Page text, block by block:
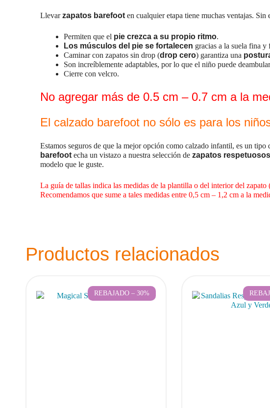
Llevarzapatos barefoot en cualquier etapa tiene muchas ventajas.
Permiten que el pie crezca a su propio ritmo.
Los músculos del pie se fortalecen gracias a la suela fina y
Caminar con zapatos sin drop (drop cero) garantiza una
Son increíblemente adaptables, por lo que el niño puede
Cierre con velcro.
No agregar más de 0.5 cm – 0.7 cm a la
El calzado barefoot no sólo es para los
Estamos seguros de que la mejor opción como calzado infantil, es un
barefoot echa un vistazo a nuestra selección de zapatos
modelo que le guste.
La guía de tallas indica las medidas de la plantilla o del interior del
Recomendamos que sume a tales medidas entre 0,5 cm – 1,2 cm a la
Productos relacionados
REBAJADO – 30%